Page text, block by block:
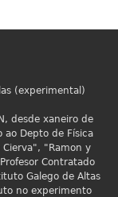
(experimental)
desde xaneiro de
Depto de Física
Cierva", "Ramon y
Contratado
Galego de Altas
no experimento